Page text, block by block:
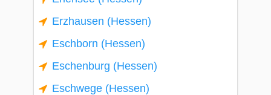
Erzhausen (Hessen)
Eschborn (Hessen)
Eschenburg (Hessen)
Eschwege (Hessen)